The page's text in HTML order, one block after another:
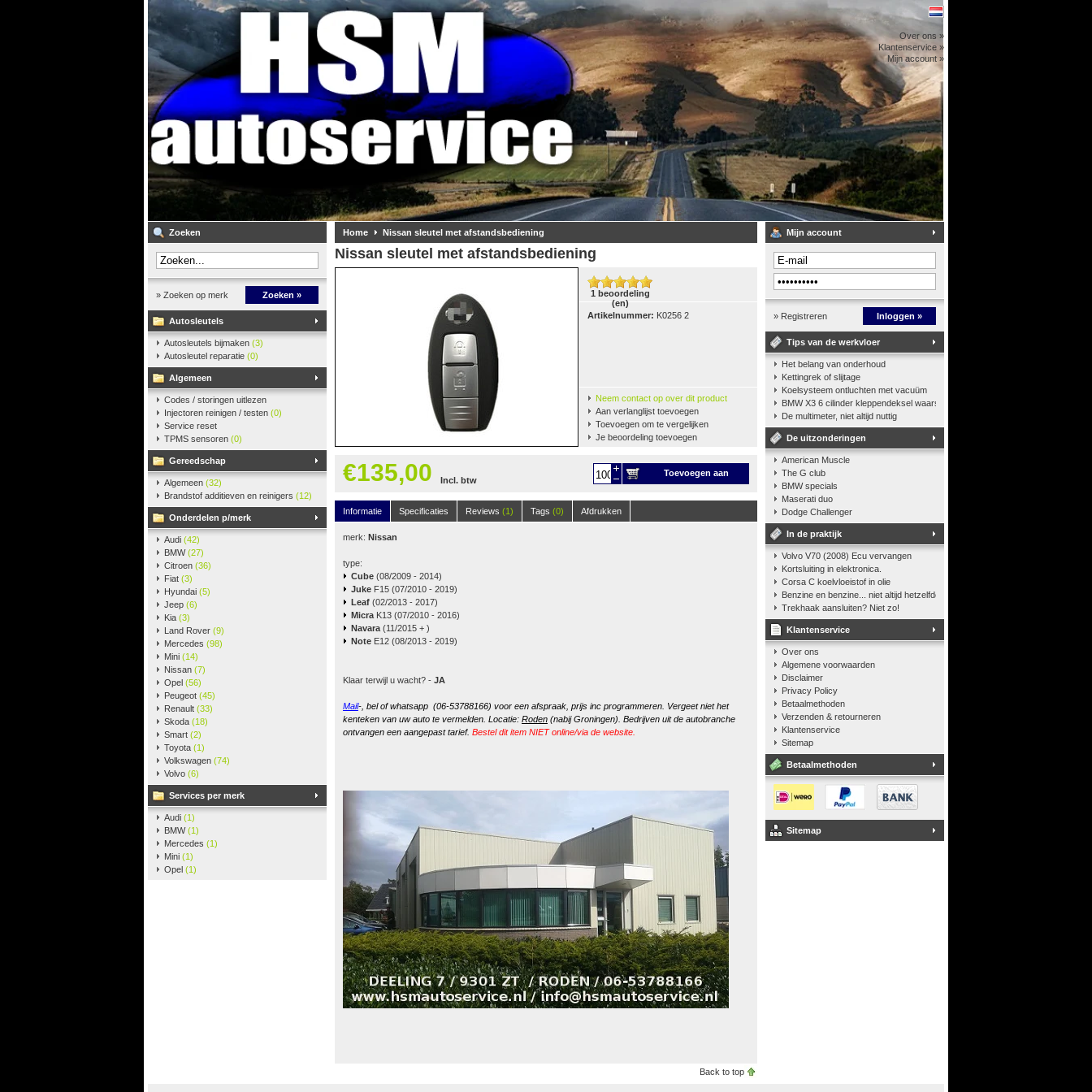
Over ons »
Klantenservice »
Mijn account »
Zoeken
» Zoeken op merk Zoeken »
Autosleutels
Autosleutels bijmaken (3)
Autosleutel reparatie (0)
Algemeen
Codes / storingen uitlezen
Injectoren reinigen / testen (0)
Service reset
TPMS sensoren (0)
Gereedschap
Algemeen (32)
Brandstof additieven en reinigers (12)
Onderdelen p/merk
Audi (42)
BMW(27)
Citroen (36)
Fiat (3)
Hyundai (5)
Jeep (6)
Kia (3)
Land Rover (9)
Mercedes (98)
Mini (14)
Nissan (7)
Opel (56)
Peugeot (45)
Renault (33)
Skoda (18)
Smart (2)
Toyota (1)
Volkswagen (74)
Volvo (6)
Services per merk
Audi (1)
BMW(1)
Mercedes (1)
Mini (1)
Opel (1)
Home Nissan sleutel met afstandsbediening
Nissan sleutel met afstandsbediening
1 beoordeling
(en)
Artikelnummer: K0256 2
Neem contact op over dit product
Aan verlanglijst toevoegen
Toevoegen om te vergelijken
Je beoordeling toevoegen
€135,00 Incl. btw
Toevoegen aan
Informatie
Specificaties Reviews (1) Tags (0) Afdrukken
merk: Nissan
type:
Cube (08/2009 - 2014)
Juke F15 (07/2010 - 2019)
Leaf (02/2013 - 2017)
Micra K13 (07/2010 - 2016)
Navara (11/2015 + )
Note E12 (08/2013 - 2019)
Klaar terwijl u wacht? - JA
Mail-, bel of whatsapp (06-53788166) voor een afspraak, prijs inc programmeren. Vergeet niet het
kenteken van uw auto te vermelden. Locatie: Roden (nabij Groningen). Bedrijven uit de autobranche
ontvangen een aangepast tarief. Bestel dit item NIET online/via de website.
Back to top
Mijn account
» Registreren Inloggen »
Tips van de werkvloer
Het belang van onderhoud
Kettingrek of slijtage
Koelsysteem ontluchten met vacuüm
BMW X3 6 cilinder kleppendeksel waarshuwing
De multimeter, niet altijd nuttig
De uitzonderingen
American Muscle
The G club
BMW specials
Maserati duo
Dodge Challenger
In de praktijk
Volvo V70 (2008) Ecu vervangen
Kortsluiting in elektronica.
Corsa C koelvloeistof in olie
Benzine en benzine... niet altijd hetzelfde
Trekhaak aansluiten? Niet zo!
Klantenservice
Over ons
Algemene voorwaarden
Disclaimer
Privacy Policy
Betaalmethoden
Verzenden & retourneren
Klantenservice
Sitemap
Betaalmethoden
Sitemap